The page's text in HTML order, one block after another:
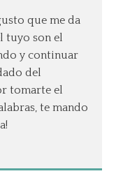
que me da
tuyo son el
y continuar
del
tomarte el
te mando